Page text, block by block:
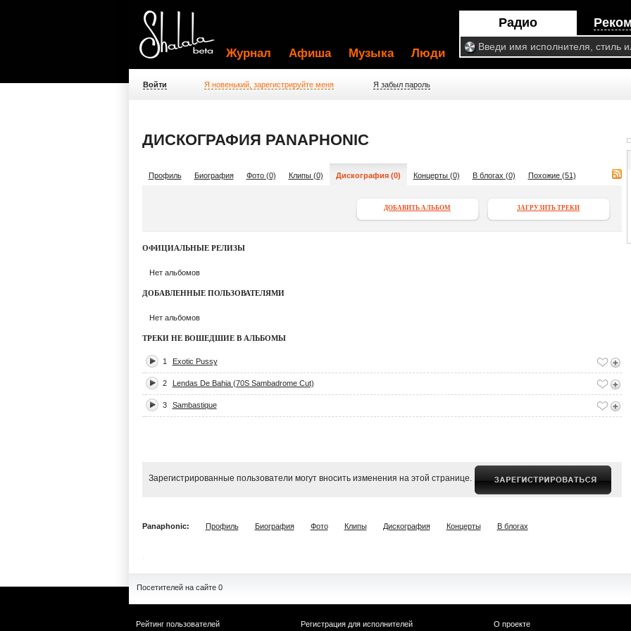
Радио
Журнал Афиша Музыка Люди
Войти Я новенький, зарегистрируйте меня Я забыл пароль
ДИСКОГРАФИЯ PANAPHONIC
Профиль Биография Фото (0) Клипы (0) Дискография (0) Концерты (0) В блогах (0) Похожие (51)
ЗАГРУЗИТЬ ТРЕКИ
ДОБАВИТЬ АЛЬБОМ
ОФИЦИАЛЬНЫЕ РЕЛИЗЫ
Нет альбомов
ДОБАВЛЕННЫЕ ПОЛЬЗОВАТЕЛЯМИ
Нет альбомов
ТРЕКИ НЕ ВОШЕДШИЕ В АЛЬБОМЫ
1 Exotic Pussy
2 Lendas De Bahia (70S Sambadrome Cut)
3 Sambastique
Зарегистрированные пользователи могут вносить изменения на этой странице.
Panaphonic: Профиль Биография Фото Клипы Дискография Концерты В блогах
Посетителей на сайте 0
Рейтинг пользователей
Регистрация для исполнителей
О проекте